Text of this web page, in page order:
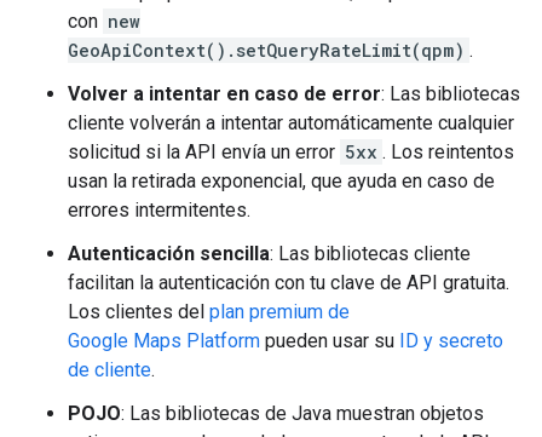
con new
GeoApiContext().setQueryRateLimit(qpm) .
Volver a intentar en caso de error: Las bibliotecas
cliente volverán a intentar automáticamente cualquier
solicitud si la API envía un error 5xx . Los reintentos
usan la retirada exponencial, que ayuda en caso de
errores intermitentes.
Autenticación sencilla: Las bibliotecas cliente
facilitan la autenticación con tu clave de API gratuita.
Los clientes del plan premium de
Google Maps Platform pueden usar su ID y secreto
de cliente.
POJO: Las bibliotecas de Java muestran objetos